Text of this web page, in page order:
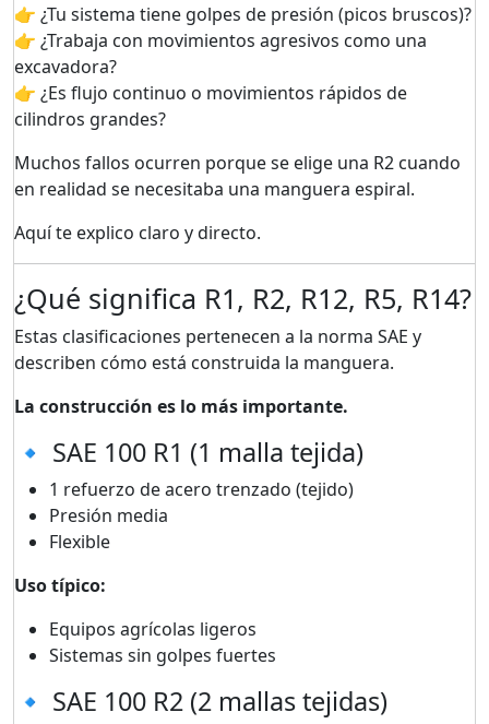
👉 ¿Tu sistema tiene golpes de presión (picos bruscos)?
👉 ¿Trabaja con movimientos agresivos como una
excavadora?
👉 ¿Es flujo continuo o movimientos rápidos de
cilindros grandes?
Muchos fallos ocurren porque se elige una R2 cuando
en realidad se necesitaba una manguera espiral.
Aquí te explico claro y directo.
¿Qué significa R1, R2, R12, R5, R14?
Estas clasificaciones pertenecen a la norma SAE y
describen cómo está construida la manguera.
La construcción es lo más importante.
🔹 SAE 100 R1 (1 malla tejida)
1 refuerzo de acero trenzado (tejido)
Presión media
Flexible
Uso típico:
Equipos agrícolas ligeros
Sistemas sin golpes fuertes
🔹 SAE 100 R2 (2 mallas tejidas)